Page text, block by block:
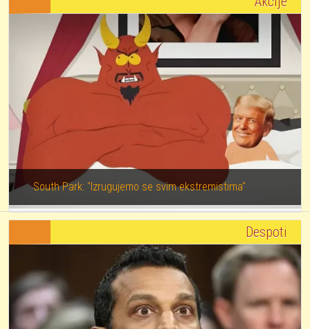
South Park: "Izrugujemo se svim ekstremistima"
Despoti